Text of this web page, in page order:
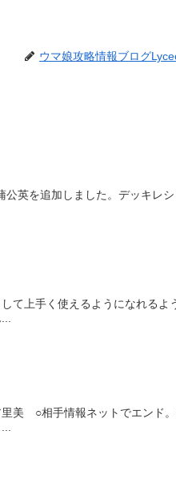
ウマ娘攻略情報ブログ
英を追加しました。デッキレ
て上手く使えるようになれるよ
美 ○相手情報ネットでエンド